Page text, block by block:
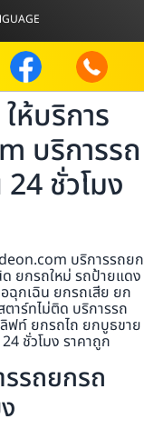
ห้บริการ
บริการรถ
ชั่วโมง
บริการรถยก
ยกรถใหม่ รถป้ายแดง
ฉุกเฉิน ยกรถเสีย ยก
าร์ทไม่ติด บริการรถ
ฟท์ ยกรถไถ ยกบูธขาย
ชั่วโมง ราคาถูก
รถยกรถ